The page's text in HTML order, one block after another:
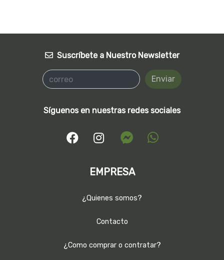
Suscríbete a Nuestro Newsletter
Enviar
Síguenos en nuestras redes sociales
EMPRESA
¿Quienes somos?
Contacto
¿Como comprar o contratar?